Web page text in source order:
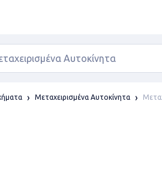
Μεταχειρισμένα Αυτοκίνητα